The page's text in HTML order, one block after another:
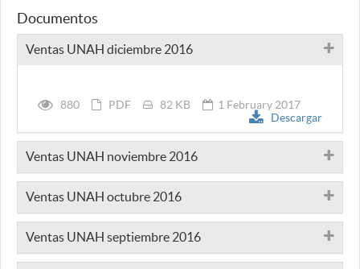
Documentos
Ventas UNAH diciembre 2016
880 PDF 82 KB
1 February 2017
Descargar
Ventas UNAH noviembre 2016
Ventas UNAH octubre 2016
Ventas UNAH septiembre 2016